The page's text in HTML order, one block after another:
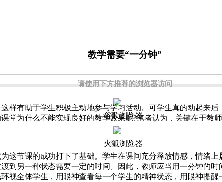
请使用下方推荐的浏览器访问
谷歌浏览器
火狐浏览器
教学需要“一分钟”
样有助于学生积极主动地参与学习活动。可学生真的动起来
堂为什么不能实现良好的教学效果呢?笔者认为，关键在于教
节课的成功打下了基础。学生在课间充分释放情感，情绪上
到另一种状态需要一定的时间。因此，教师应当用一分钟的
视全体学生，用眼神查看每一个学生的精神状态，用眼神提